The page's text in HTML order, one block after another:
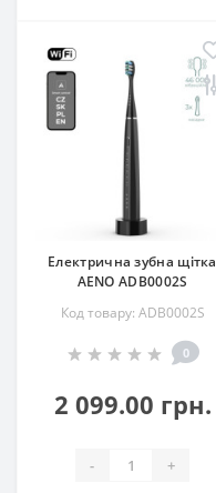
Електрична зубна щітка
AENO ADB0002S
Код товару: ADB0002S
0
2 099.00 грн.
- +